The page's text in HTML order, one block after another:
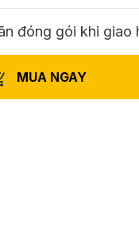
đóng gói khi giao
MUA NGAY